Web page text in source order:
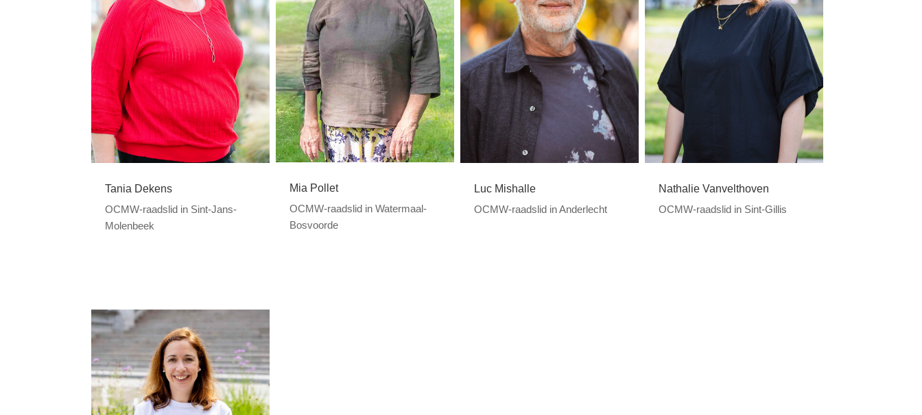
Tania Dekens
OCMW-raadslid in Sint-Jans-
Molenbeek
Mia Pollet
OCMW-raadslid in Watermaal-
Bosvoorde
Luc Mishalle
OCMW-raadslid in Anderlecht
Nathalie Vanvelthoven
OCMW-raadslid in Sint-Gillis